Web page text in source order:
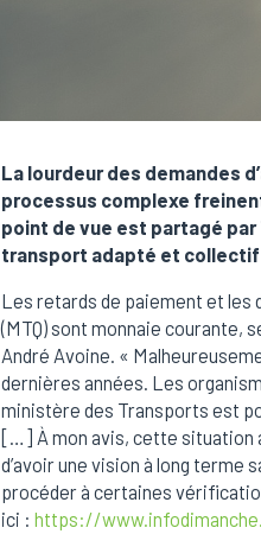
La lourdeur des demandes
processus complexe
point de vue est partagé
transport adapté et collectif
Les retards de paiement et les
(MTQ) sont monnaie courante,
André Avoine. «
dernières années. Les
ministère des Transports est
[…] À mon avis, cette situation
d’avoir une vision à long terme
procéder à certaines
ici : https://